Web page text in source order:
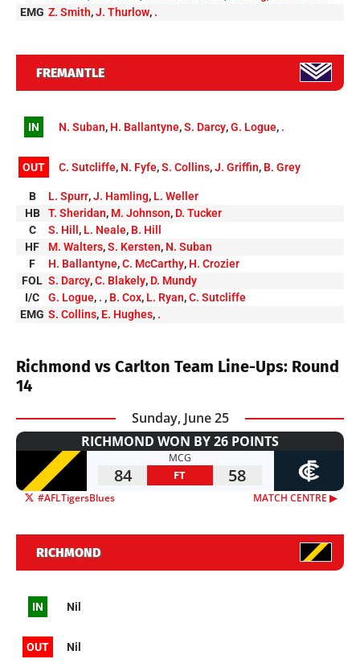
EMG Z. Smith,J. Thurlow, .
FREMANTLE
IN N. Suban, H. Ballantyne,S. Darcy,G. Logue, .
OUT C. Sutcliffe, N. Fyfe,S. Collins,J. Griffin, B. Grey
B L. Spurr,J. Hamling, L. Weller
HB
T. Sheridan, M. Johnson, D. Tucker
C
S. Hill , L. Neale, B. Hill
HF
M. Walters,S. Kersten, N. Suban
F
H. Ballantyne,C. McCarthy, H. Crozier
FOL S. Darcy,C. Blakely, D. Mundy
I/C
G. Logue, . , B. Cox, L. Ryan,C. Sutcliffe
EMG S. Collins, E. Hughes, .
Richmond vs Carlton Team Line-Ups: Round
14
Sunday, June 25
RICHMOND WON BY 26 POINTS
MCG
84 FT 58
#AFLTigersBlues MATCH CENTRE ▶︎
RICHMOND
IN Nil
OUT Nil